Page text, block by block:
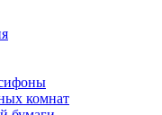
комнат